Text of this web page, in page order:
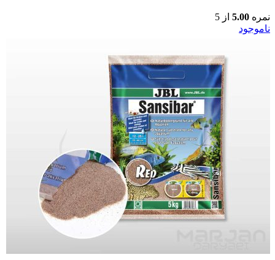
نمره 5.00 از 5
ناموجود